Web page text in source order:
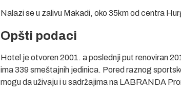
Nalazi se u zalivu Makadi, oko 35km od centra
Opšti podaci
Hotel je otvoren 2001. a poslednji put renoviran
ima 339 smeštajnih jedinica. Pored raznog
mogu da uživaju i u sadržajima na LABRANDA